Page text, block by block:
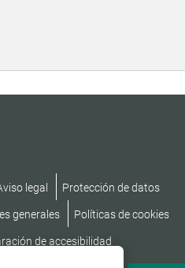
legal Protección de datos
generales Políticas de cookies
de accesibilidad